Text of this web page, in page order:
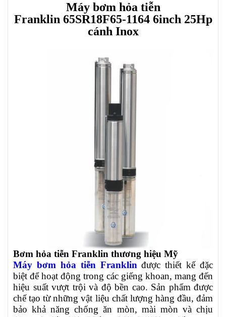
Máy bơm hỏa tiễn
Franklin 65SR18F65-11646inch 25Hp
cánh Inox
Bơm hỏa tiễn Franklin thương hiệu Mỹ
Máy bơm hỏa tiễn Franklinđược thiết kế đặc
biệt để hoạt động trong các giếng khoan, mang đến
hiệu suất vượt trội và độ bền cao. Sản phẩm được
chế tạo từ những vật liệu chất lượng hàng đầu, đảm
bảo khả năng chống ăn mòn, mài mòn và chịu